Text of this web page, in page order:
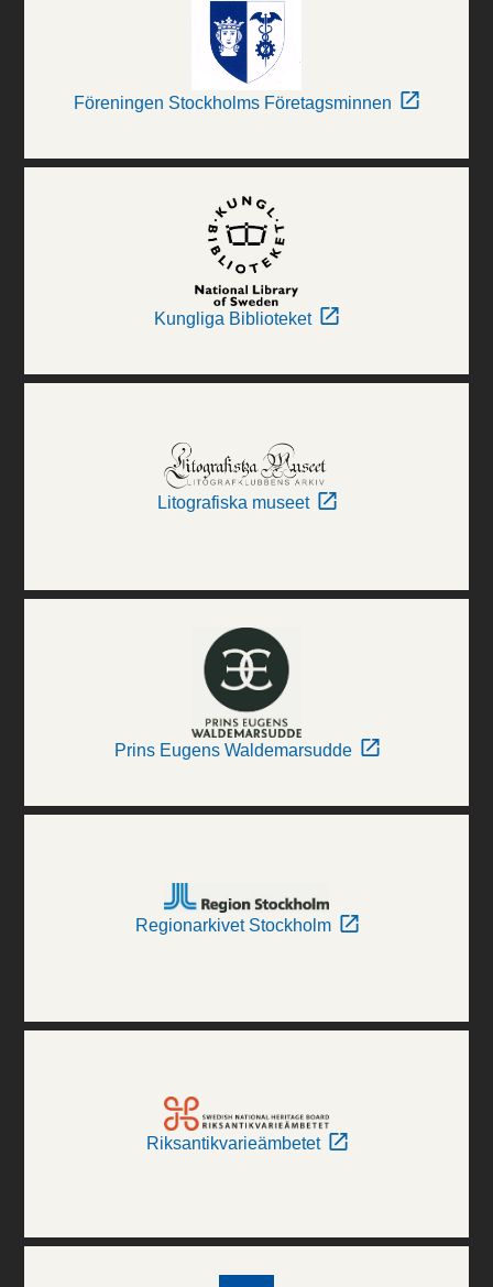
Föreningen Stockholms Företagsminnen
Kungliga Biblioteket
Litografiska museet
Prins Eugens Waldemarsudde
Regionarkivet Stockholm
Riksantikvarieämbetet